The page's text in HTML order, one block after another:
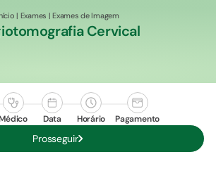
| Exames |Exames de Imagem
Cervical
Data Horário Pagamento
Prosseguir